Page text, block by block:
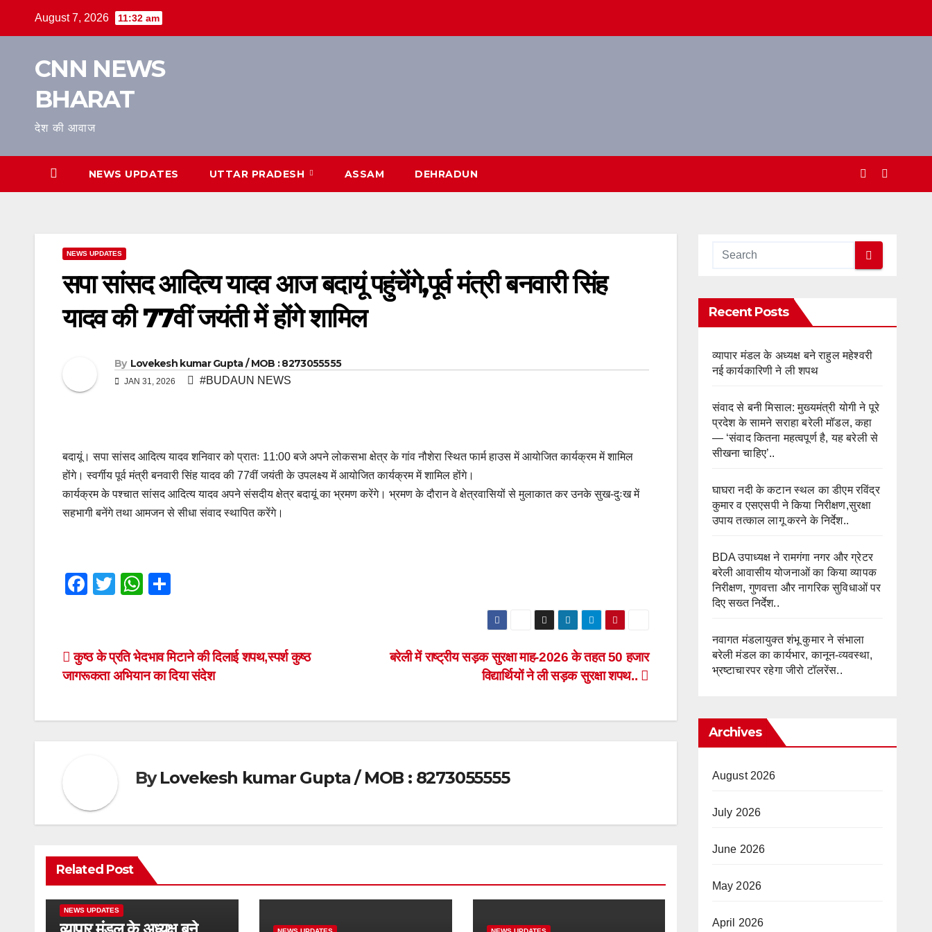
August 7, 2026 11:32 am
CNN NEWS
BHARAT
देश की आवाज
NEWS UPDATES UTTAR PRADESH ASSAM DEHRADUN
NEWS UPDATES
सपा सांसद आदित्य यादव आज बदायूं पहुंचेंगे,पूर्व मंत्री बनवारी सिंह
यादव की 77वीं जयंती में होंगे शामिल
By Lovekesh kumar Gupta / MOB : 8273055555
JAN 31, 2026 #BUDAUN NEWS
बदायूं। सपा सांसद आदित्य यादव शनिवार को प्रातः 11:00 बजे अपने लोकसभा क्षेत्र के गांव नौशेरा स्थित फार्म हाउस में आयोजित कार्यक्रम में शामिल
होंगे। स्वर्गीय पूर्व मंत्री बनवारी सिंह यादव की 77वीं जयंती के उपलक्ष्य में आयोजित कार्यक्रम में शामिल होंगे।
कार्यक्रम के पश्चात सांसद आदित्य यादव अपने संसदीय क्षेत्र बदायूं का भ्रमण करेंगे। भ्रमण के दौरान वे क्षेत्रवासियों से मुलाकात कर उनके सुख-दुःख में
सहभागी बनेंगे तथा आमजन से सीधा संवाद स्थापित करेंगे।
F
e
b
o
T
er
W
s
A
p
e
Post
बरेली में राष्ट्रीय सड़क सुरक्षा माह-2026 के तहत 50 हजार
विद्यार्थियों ने ली सड़क सुरक्षा शपथ..
कुष्ठ के प्रति भेदभाव मिटाने की दिलाई शपथ,स्पर्श कुष्ठ
जागरूकता अभियान का दिया संदेश
ByLovekesh kumar Gupta / MOB : 8273055555
Related Post
NEWS UPDATES
Recent Posts
व्यापार मंडल के अध्यक्ष बने राहुल महेश्वरी
नई कार्यकारिणी ने ली शपथ
संवाद से बनी मिसाल: मुख्यमंत्री योगी ने पूरे
प्रदेश के सामने सराहा बरेली मॉडल, कहा
— ‘संवाद कितना महत्वपूर्ण है, यह बरेली से
सीखना चाहिए’..
घाघरा नदी के कटान स्थल का डीएम रविंद्र
कुमार व एसएसपी ने किया निरीक्षण,सुरक्षा
उपाय तत्काल लागू करने के निर्देश..
BDA उपाध्यक्ष ने रामगंगा नगर और ग्रेटर
बरेली आवासीय योजनाओं का किया व्यापक
निरीक्षण, गुणवत्ता और नागरिक सुविधाओं पर
दिए सख्त निर्देश..
नवागत मंडलायुक्त शंभू कुमार ने संभाला
बरेली मंडल का कार्यभार, कानून-व्यवस्था,
भ्रष्टाचारपर रहेगा जीरो टॉलरेंस..
Archives
August 2026
July 2026
June 2026
May 2026
April 2026